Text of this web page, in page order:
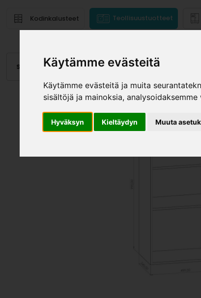
Käytämme evästeitä
Käytämme evästeitä ja muita
sisältöjä ja mainoksia,
Hyväksyn Kieltäydyn Muuta
Kodinkalusteet Teollisuustuotteet
Saranat Laatikot, kiskot Vetimet